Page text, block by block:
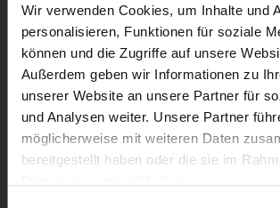
Wir verwenden Cookies, um Inhalte und
personalisieren, Funktionen für soziale
können und die Zugriffe auf unsere
Außerdem geben wir Informationen zu
unserer Website an unsere Partner für
und Analysen weiter. Unsere Partner
möglicherweise mit weiteren Daten
bereitgestellt haben oder die sie im
Nǐ hǎo in Attendorn